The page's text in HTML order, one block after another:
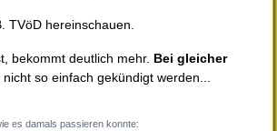
TVöD hereinschauen.
bekommt deutlich mehr. Bei gleicher
so einfach gekündigt werden...
es damals passieren konnte: